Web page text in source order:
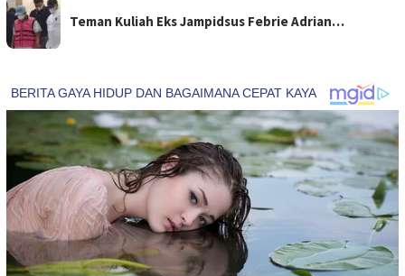
Teman Kuliah Eks Jampidsus Febrie Adrian…